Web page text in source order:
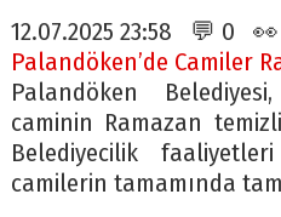
12.07.2025 23:58 💬 0 👀
Palandöken’de Camiler
Palandöken
caminin Ramazan
Belediyecilik
camilerin tamamında